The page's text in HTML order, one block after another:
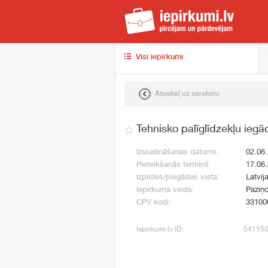
Visi iepirkumi
Atpakaļ uz sarakstu
Tehnisko palīglīdzekļu
Izsludināšanas datums:
Pieteikšanās termiņš:
Izpildes/piegādes vieta:
Latvija
Iepirkuma veids:
CPV kodi:
Iepirkumi.lv ID: